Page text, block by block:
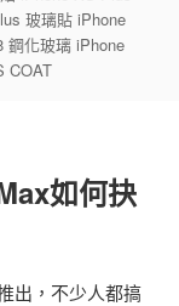
玻璃貼 iPhone
鋼化玻璃 iPhone
COAT
如何抉
出，不少人都搞